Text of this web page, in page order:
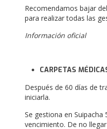
Recomendamos bajar
para realizar todas las
Información oficial
CARPETAS
Después de 60 días de
iniciarla.
Se gestiona en Suipacha
vencimiento. De no